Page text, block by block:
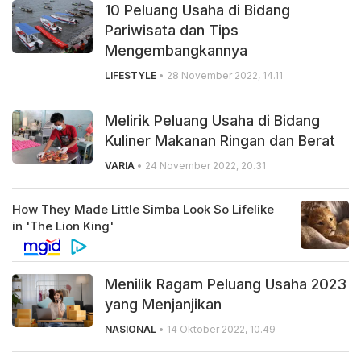
10 Peluang Usaha di Bidang
Pariwisata dan Tips
Mengembangkannya
LIFESTYLE • 28 November 2022, 14.11
Melirik Peluang Usaha di Bidang
Kuliner Makanan Ringan dan Berat
VARIA • 24 November 2022, 20.31
Menilik Ragam Peluang Usaha 2023
yang Menjanjikan
NASIONAL • 14 Oktober 2022, 10.49